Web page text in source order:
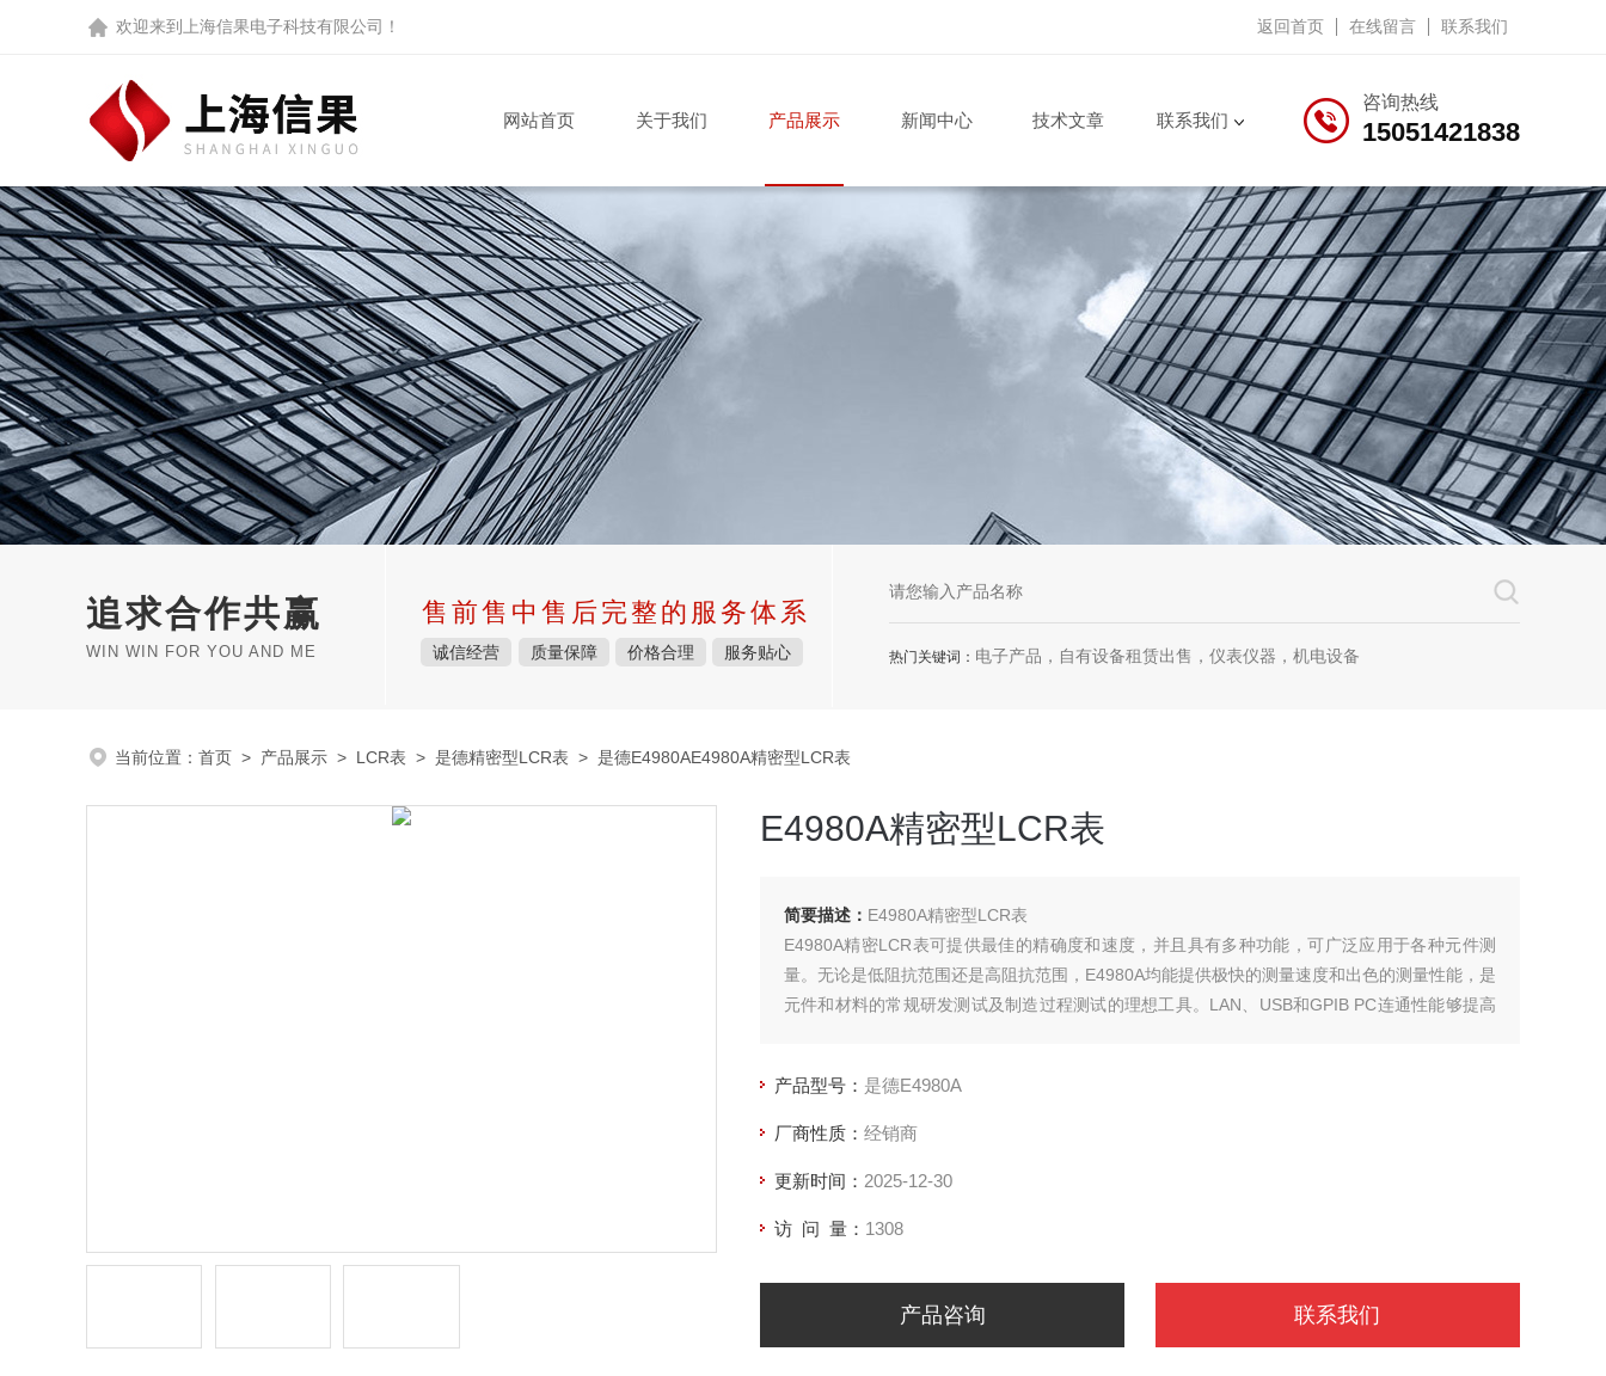
欢迎来到 上海信果电子科技有限公司 ！ 返回首页 在线留言 联系我们
咨询热线
15051421838
网站首页 关于我们 产品展示 新闻中心 技术文章 联系我们
追求合作共赢
WIN WIN FOR YOU AND ME
售前售中售后完整的服务体系
诚信经营 质量保障 价格合理 服务贴心 热门关键词： 电子产品，自有设备租赁出售，仪表仪器，机电设备
当前位置： 首页 > 产品展示 > LCR表 > 是德精密型LCR表 > 是德E4980AE4980A精密型LCR表
E4980A精密型LCR表
简要描述： E4980A精密型LCR表
E4980A精密LCR表可提供最佳的精确度和速度，并且具有多种功能，可广泛应用于各种元件测
量。无论是低阻抗范围还是高阻抗范围，E4980A均能提供极快的测量速度和出色的测量性能，是
元件和材料的常规研发测试及制造过程测试的理想工具。LAN、USB和GPIB PC连通性能够提高
产品型号： 是德E4980A
厂商性质： 经销商
更新时间： 2025-12-30
访 问 量： 1308
产品咨询 联系我们